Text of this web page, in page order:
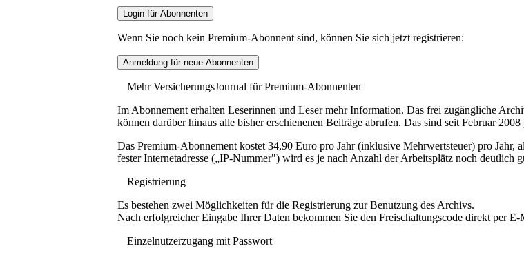
Wenn Sie noch kein Premium-Abonnent sind, können Sie sich jetzt registrieren:
Mehr VersicherungsJournal für Premium-Abonnenten
Im Abonnement erhalten Leserinnen und Leser mehr Information. Das frei zugängliche
können darüber hinaus alle bisher erschienenen Beiträge abrufen. Das sind seit Februar
Das Premium-Abonnement kostet 34,90 Euro pro Jahr (inklusive Mehrwertsteuer) pro
fester Internetadresse („IP-Nummer") wird es je nach Anzahl der Arbeitsplätz noch deutlich
Registrierung
Es bestehen zwei Möglichkeiten für die Registrierung zur Benutzung des Archivs.
Nach erfolgreicher Eingabe Ihrer Daten bekommen Sie den Freischaltungscode direkt per
Einzelnutzerzugang mit Passwort